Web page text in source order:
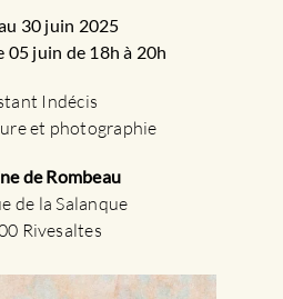
30 juin 2025
05 juin de 18h à 20h
Indécis
et photographie
de Rombeau
de la Salanque
Rivesaltes